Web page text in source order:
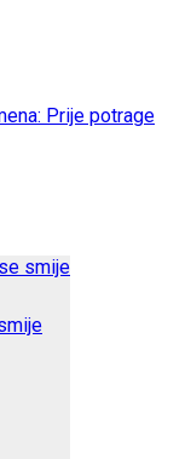
Prije potrage